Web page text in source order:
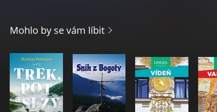
Mohlo by se vám líbit